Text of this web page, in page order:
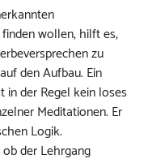
wollen, hilft es,
zu
den Aufbau. Ein
in der Regel kein loses
Meditationen. Er
Logik.
der Lehrgang